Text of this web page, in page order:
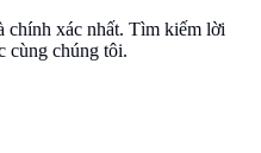
chính xác nhất. Tìm kiếm lời
cùng chúng tôi.